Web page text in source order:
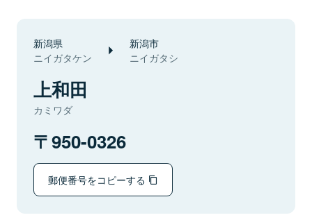
新潟県
ニイガタケン
新潟市
ニイガタシ
上和田
カミワダ
950-0326
郵便番号をコピーする